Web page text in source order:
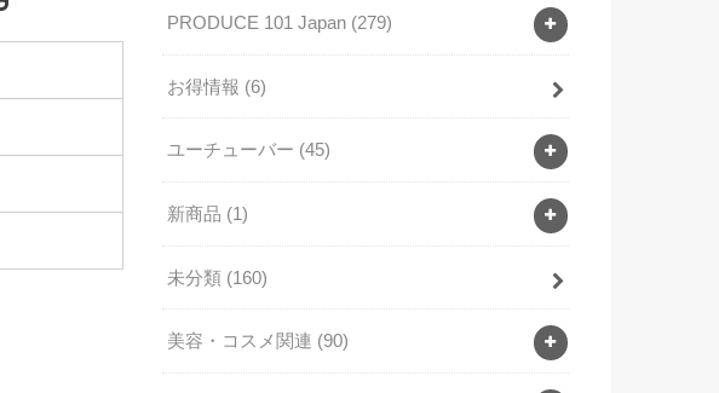
PRODUCE 101 Japan (279)
お得情報 (6)
ユーチューバー (45)
新商品 (1)
未分類 (160)
美容・コスメ関連 (90)